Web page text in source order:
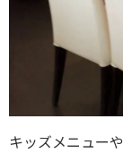
キッズメニュー